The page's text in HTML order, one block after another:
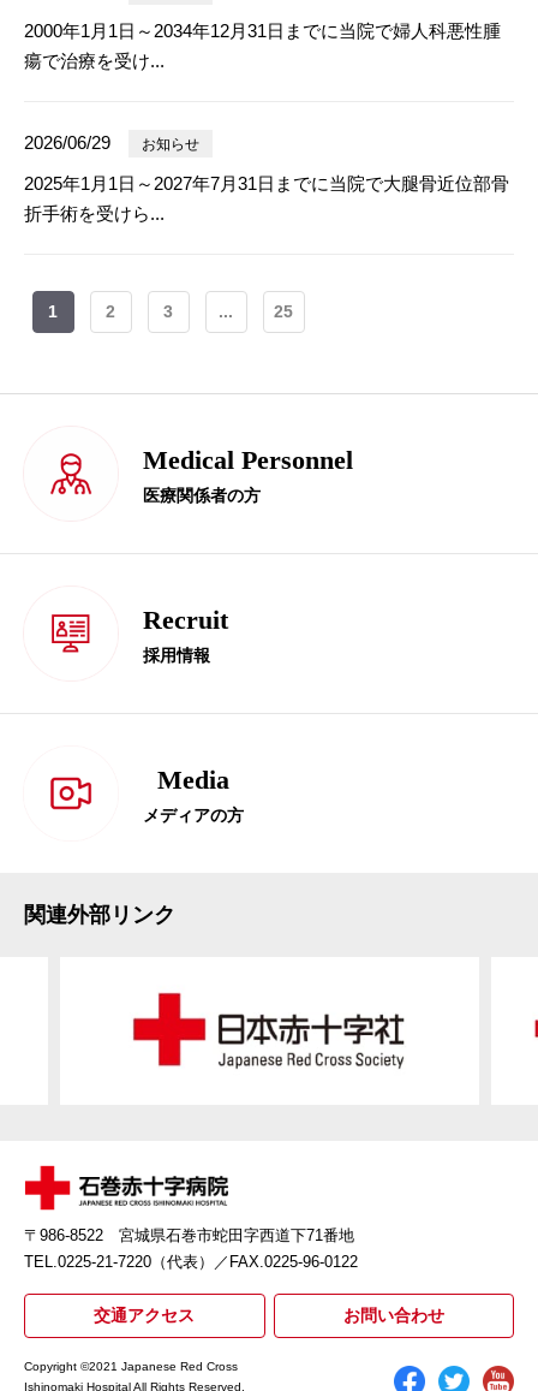
2000年1月1日～2034年12月31日までに当院で婦人科悪性腫
瘍で治療を受け...
2026/06/29 お知らせ
2025年1月1日～2027年7月31日までに当院で大腿骨近位部骨
折手術を受けら...
1 2 3 ... 25
Medical Personnel
医療関係者の方
Recruit
採用情報
Media
メディアの方
関連外部リンク
〒986-8522 宮城県石巻市蛇田字西道下71番地
TEL.0225-21-7220（代表）
／FAX.0225-96-0122
交通アクセス お問い合わせ
Copyright ©2021 Japanese Red Cross
Ishinomaki Hospital All Rights Reserved.